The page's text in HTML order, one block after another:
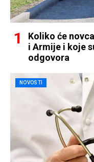
Koliko će
i Armije i koje
odgovora
NOVOSTI